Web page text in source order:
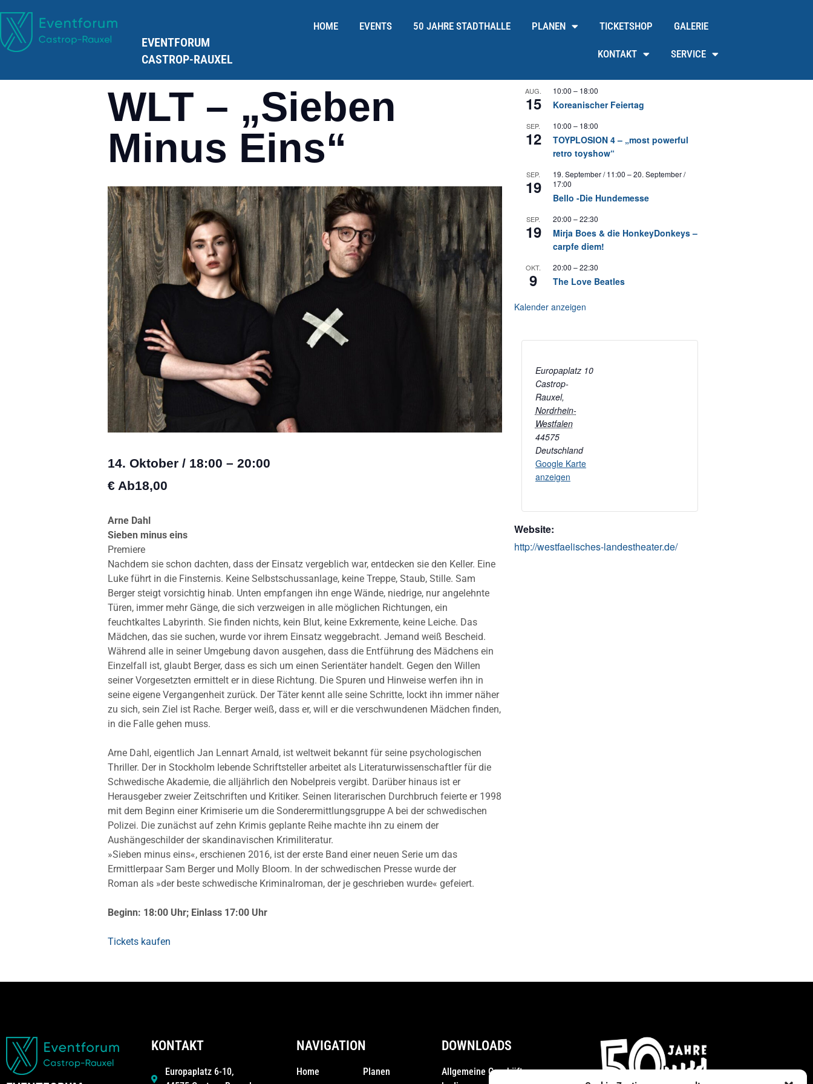
EVENTFORUM
CASTROP-RAUXEL
HOME EVENTS 50 JAHRE STADTHALLE PLANEN TICKETSHOP GALERIE
KONTAKT SERVICE
WLT – „Sieben
Minus Eins“
14. Oktober / 18:00 – 20:00
€ Ab18,00
Arne Dahl
Sieben minus eins
Premiere
Nachdem sie schon dachten, dass der Einsatz vergeblich war, entdecken sie den Keller. Eine
Luke führt in die Finsternis. Keine Selbstschussanlage, keine Treppe, Staub, Stille. Sam
Berger steigt vorsichtig hinab. Unten empfangen ihn enge Wände, niedrige, nur angelehnte
Türen, immer mehr Gänge, die sich verzweigen in alle möglichen Richtungen, ein
feuchtkaltes Labyrinth. Sie finden nichts, kein Blut, keine Exkremente, keine Leiche. Das
Mädchen, das sie suchen, wurde vor ihrem Einsatz weggebracht. Jemand weiß Bescheid.
Während alle in seiner Umgebung davon ausgehen, dass die Entführung des Mädchens ein
Einzelfall ist, glaubt Berger, dass es sich um einen Serientäter handelt. Gegen den Willen
seiner Vorgesetzten ermittelt er in diese Richtung. Die Spuren und Hinweise werfen ihn in
seine eigene Vergangenheit zurück. Der Täter kennt alle seine Schritte, lockt ihn immer näher
zu sich, sein Ziel ist Rache. Berger weiß, dass er, will er die verschwundenen Mädchen finden,
in die Falle gehen muss.
Arne Dahl, eigentlich Jan Lennart Arnald, ist weltweit bekannt für seine psychologischen
Thriller. Der in Stockholm lebende Schriftsteller arbeitet als Literaturwissenschaftler für die
Schwedische Akademie, die alljährlich den Nobelpreis vergibt. Darüber hinaus ist er
Herausgeber zweier Zeitschriften und Kritiker. Seinen literarischen Durchbruch feierte er 1998
mit dem Beginn einer Krimiserie um die Sonderermittlungsgruppe A bei der schwedischen
Polizei. Die zunächst auf zehn Krimis geplante Reihe machte ihn zu einem der
Aushängeschilder der skandinavischen Krimiliteratur.
»Sieben minus eins«, erschienen 2016, ist der erste Band einer neuen Serie um das
Ermittlerpaar Sam Berger und Molly Bloom. In der schwedischen Presse wurde der
Roman als »der beste schwedische Kriminalroman, der je geschrieben wurde« gefeiert.
Beginn: 18:00 Uhr; Einlass 17:00 Uhr
Tickets kaufen
AUG.
15
10:00 – 18:00
Koreanischer Feiertag
SEP.
12
10:00 – 18:00
TOYPLOSION 4 – „most powerful
retro toyshow“
SEP.
19
19. September / 11:00 –20. September /
17:00
Bello -Die Hundemesse
SEP.
19
20:00 –22:30
Mirja Boes & die HonkeyDonkeys –
carpfe diem!
OKT.
9
20:00 –22:30
The Love Beatles
Kalender anzeigen
Europaplatz 10
Castrop-
Rauxel,
Nordrhein-
Westfalen
44575
Deutschland
Google Karte
anzeigen
Website:
http://westfaelisches-landestheater.de/
KONTAKT
Europaplatz 6-10,
NAVIGATION
Home
Planen
DOWNLOADS
Allgemeine Geschäfts­